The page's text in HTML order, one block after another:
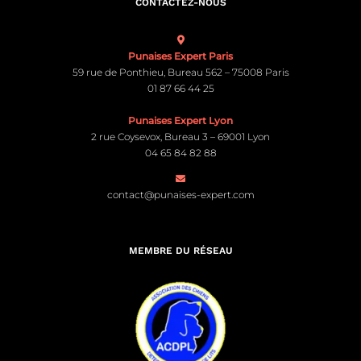
CONTACTEZ-NOUS
Punaises Expert Paris
59 rue de Ponthieu, Bureau 562 – 75008 Paris
01 87 66 44 25
Punaises Expert Lyon
2 rue Coysevox, Bureau 3 – 69001 Lyon
04 65 84 82 88
contact@punaises-expert.com
MEMBRE DU RÉSEAU